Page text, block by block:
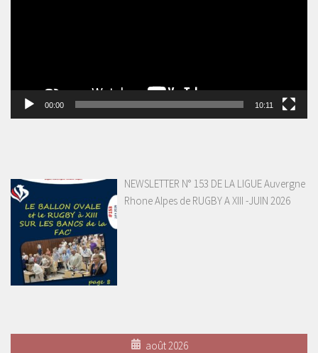
00:00 10:11
NEWSLETTER N° 153 DE LA LIGUE Auvergne
Rhone Alpes de RUGBY A XIII -JUIN 2026
août 2026